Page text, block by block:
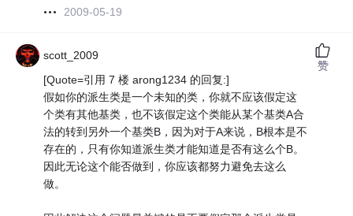
2009-05-19
scott_2009
[Quote=引用 7 楼 arong1234 的回复:]
假如你的派生类是一个未知的类，你就不应该假定这
个类有其他基类，也不该假定这个类能从某个基类A合
法的转到另外一个基类B，因为对于A来说，B根本是不
存在的，只有你知道派生类才能知道是否有这么个B。
因此无论这个能否做到，你应该都努力避免去这么
做。
赞